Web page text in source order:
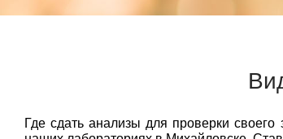
Где сдать анализы для проверки